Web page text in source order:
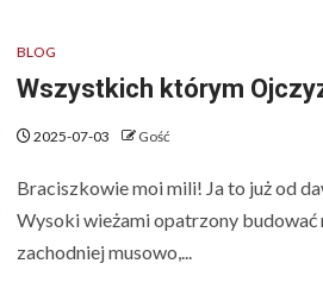
BLOG
Wszystkich którym
2025-07-03 Gość
Braciszkowie moi mili! Ja to już od
Wysoki wieżami opatrzony budować
zachodniej musowo,...